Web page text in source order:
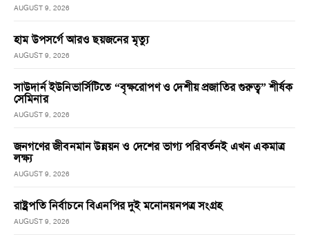
AUGUST 9, 2026
হাম উপসর্গে আরও ছয়জনের মৃত্যু
AUGUST 9, 2026
সাউদার্ন ইউনিভার্সিটিতে “বৃক্ষরোপণ ও দেশীয় প্রজাতির গুরুত্ব” শীর্ষক
সেমিনার
AUGUST 9, 2026
জনগণের জীবনমান উন্নয়ন ও দেশের ভাগ্য পরিবর্তনই এখন একমাত্র
লক্ষ্য
AUGUST 9, 2026
রাষ্ট্রপতি নির্বাচনে বিএনপির দুই মনোনয়নপত্র সংগ্রহ
AUGUST 9, 2026